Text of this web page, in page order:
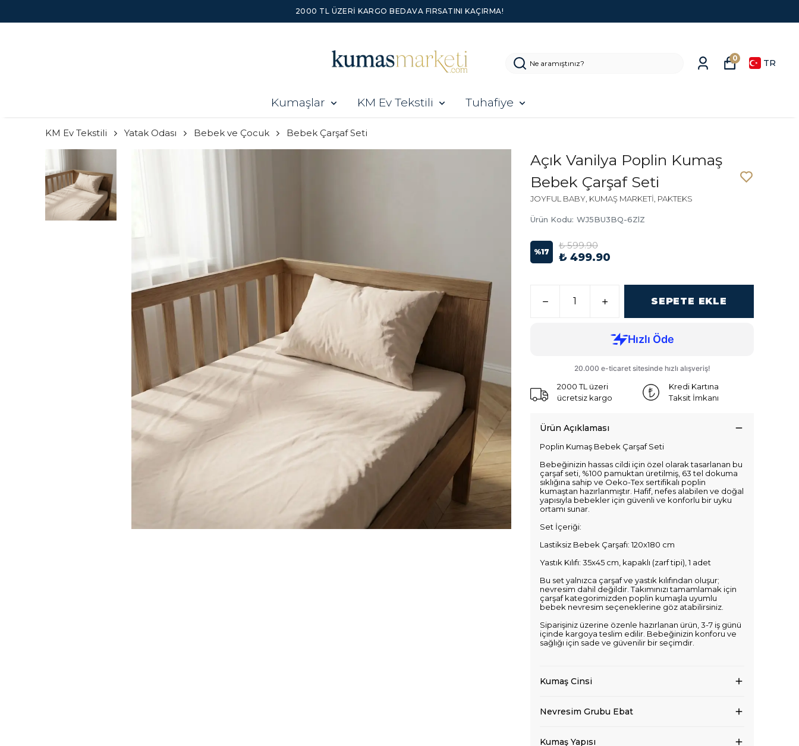
2000 TL ÜZERI KARGO BEDAVA FIRSATINI KAÇIRMA!
Kumaşlar KM Ev Tekstili Tuhafiye
0 TR
KM Ev Tekstili Yatak Odası Bebek ve Çocuk Bebek Çarşaf Seti
Açık Vanilya Poplin Kumaş
Bebek Çarşaf Seti
JOYFUL BABY, KUMAŞ MARKETİ, PAKTEKS
Ürün Kodu: WJ5BU3BQ-6ZlZ
%17
₺ 599.90
₺ 499.90
SEPETE EKLE
2000 TL üzeri
ücretsiz kargo
Kredi Kartına
Taksit İmkanı
Ürün Açıklaması
Poplin Kumaş Bebek Çarşaf Seti
Bebeğinizin hassas cildi için özel olarak tasarlanan bu
çarşaf seti, %100 pamuktan üretilmiş, 63 tel dokuma
sıklığına sahip ve Oeko-Tex sertifikalı poplin
kumaştan hazırlanmıştır. Hafif, nefes alabilen ve doğal
yapısıyla bebekler için güvenli ve konforlu bir uyku
ortamı sunar.
Set İçeriği:
Lastiksiz Bebek Çarşafı: 120x180 cm
Yastık Kılıfı: 35x45 cm, kapaklı (zarf tipi), 1 adet
Bu set yalnızca çarşaf ve yastık kılıfından oluşur;
nevresim dahil değildir. Takımınızı tamamlamak için
çarşaf kategorimizden poplin kumaşla uyumlu
bebek nevresim seçeneklerine göz atabilirsiniz.
Siparişiniz üzerine özenle hazırlanan ürün, 3-7 iş günü
içinde kargoya teslim edilir. Bebeğinizin konforu ve
sağlığı için sade ve güvenilir bir seçimdir.
Kumaş Cinsi
Nevresim Grubu Ebat
Kumaş Yapısı